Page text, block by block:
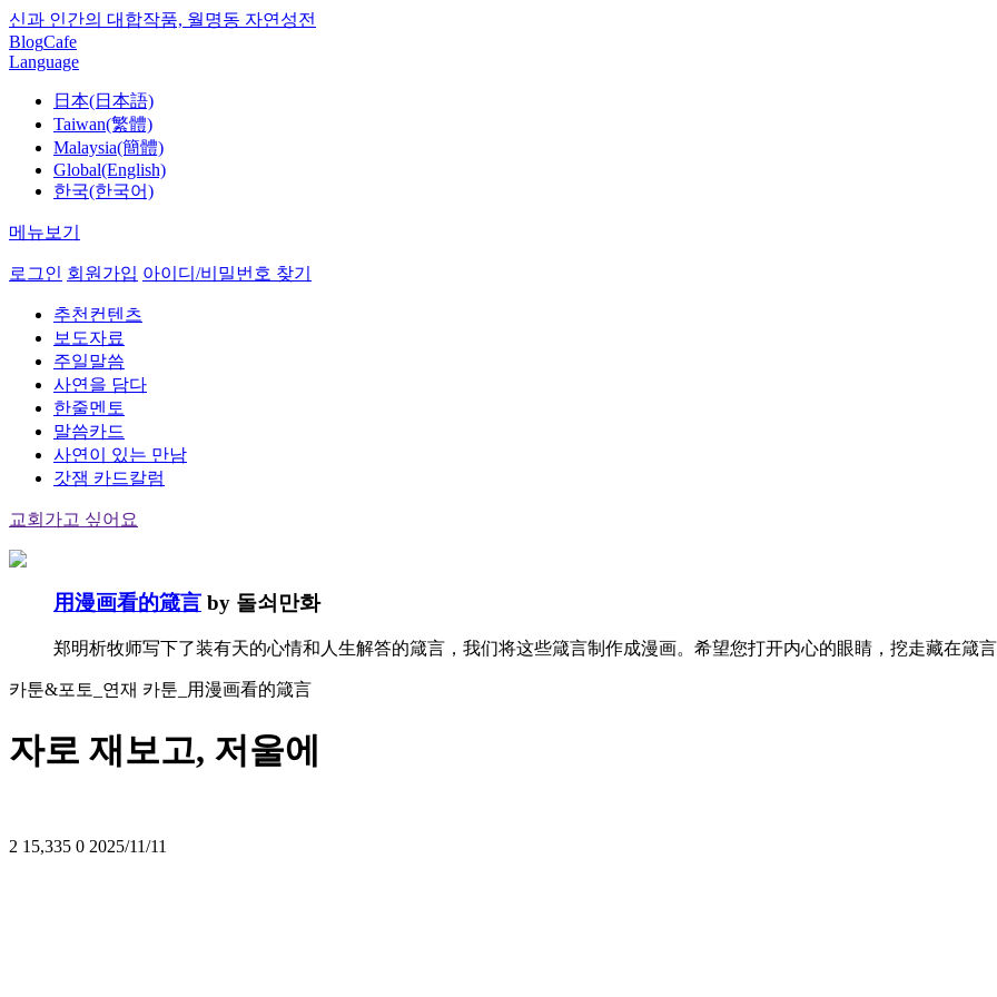
신과 인간의 대합작품, 월명동 자연성전
BlogCafe
Language
日本(日本語)
Taiwan(繁體)
Malaysia(簡體)
Global(English)
한국(한국어)
메뉴보기
로그인 회원가입 아이디/비밀번호 찾기
추천컨텐츠
보도자료
주일말씀
사연을 담다
한줄멘토
말씀카드
사연이 있는 만남
갓잼 카드칼럼
교회가고 싶어요
用漫画看的箴言 by 돌쇠만화
郑明析牧师写下了装有天的心情和人生解答的箴言，我们将这些箴言制作成漫画。希望您打开内心的眼睛，挖走藏在箴
카툰&포토_연재 카툰_用漫画看的箴言
자로 재보고, 저울에
2 15,335 0 2025/11/11